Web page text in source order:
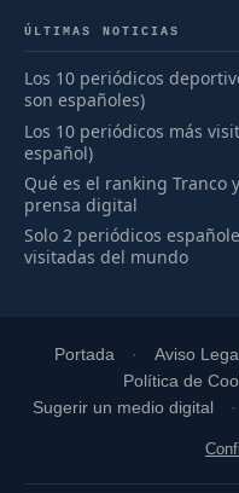
ÚLTIMAS NOTICIAS
Los 10 periódicos
son españoles)
Los 10 periódicos más
español)
Qué es el ranking Tranco
prensa digital
Solo 2 periódicos
visitadas del mundo
Portada Aviso
Política de
Sugerir un medio digital